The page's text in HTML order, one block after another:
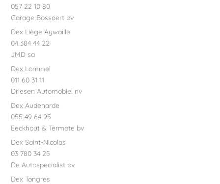
057 22 10 80
Garage Bossaert bv
Dex Liège Aywaille
04 384 44 22
JMD sa
Dex Lommel
011 60 31 11
Driesen Automobiel nv
Dex Audenarde
055 49 64 95
Eeckhout & Termote bv
Dex Saint-Nicolas
03 780 34 25
De Autospecialist bv
Dex Tongres